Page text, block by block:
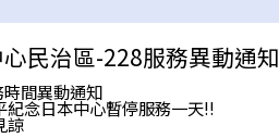
民治區-228服務異動通知
間異動通知
念日本中心暫停服務一天!!
諒